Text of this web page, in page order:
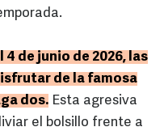
4 de junio de 2026, las
de la famosa
dos. Esta agresiva
el bolsillo frente a